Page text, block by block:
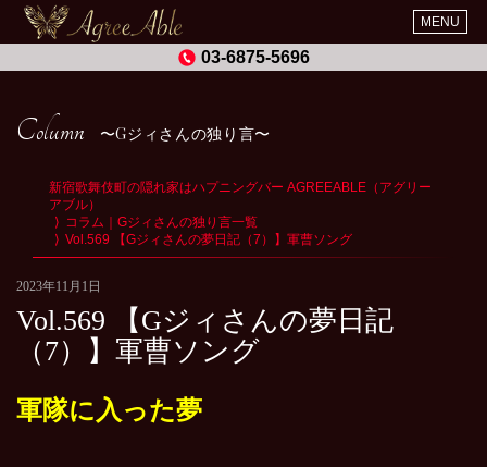
MENU
03-6875-5696
Column Gジィさんの独り言
新宿歌舞伎町の隠れ家はハプニングバー AGREEABLE（アグリー
アブル）
コラム｜Gジィさんの独り言一覧
Vol.569 【Gジィさんの夢日記（7）】軍曹ソング
2023年11月1日
Vol.569 【Gジィさんの夢日記
（7）】軍曹ソング
軍隊に入った夢